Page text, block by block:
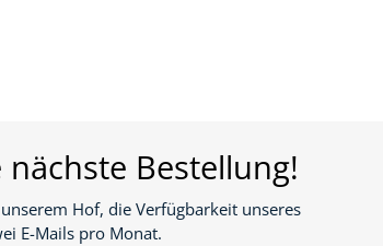
Bestellung!
Hof, die Verfügbarkeit unseres
E-Mails pro Monat.